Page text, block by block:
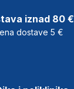
iznad 80 €
dostave 5 €